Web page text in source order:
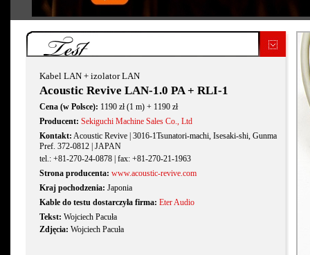
Test
Kabel LAN + izolator LAN
Acoustic Revive LAN-1.0 PA + RLI-1
Cena (w Polsce): 1190 zł (1 m) + 1190 zł
Producent: Sekiguchi Machine Sales Co., Ltd
Kontakt: Acoustic Revive | 3016-1Tsunatori-machi, Isesaki-shi, Gunma
Pref. 372-0812 | JAPAN
tel.: +81-270-24-0878 | fax: +81-270-21-1963
Strona producenta: www.acoustic-revive.com
Kraj pochodzenia: Japonia
Kable do testu dostarczyła firma: Eter Audio
Tekst: Wojciech Pacuła
Zdjęcia: Wojciech Pacuła